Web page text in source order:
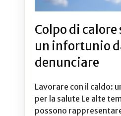
Colpo di calore
un infortunio
denunciare
Lavorare con il caldo:
per la salute Le alte
possono